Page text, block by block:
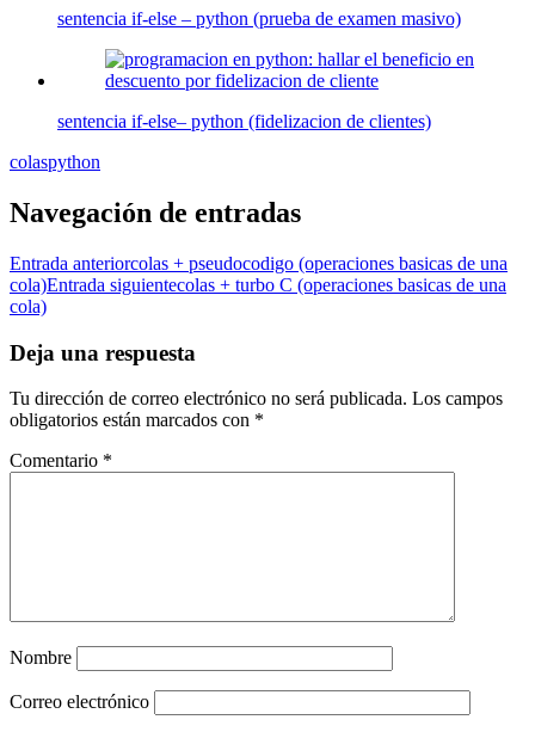
sentencia if-else – python (prueba de examen masivo)
sentencia if-else– python (fidelizacion de clientes)
colaspython
Navegación de entradas
Entrada anteriorcolas + pseudocodigo (operaciones basicas de una
cola)Entrada siguientecolas + turbo C (operaciones basicas de una
cola)
Deja una respuesta
Tu dirección de correo electrónico no será publicada. Los campos
obligatorios están marcados con *
Comentario *
Nombre
Correo electrónico